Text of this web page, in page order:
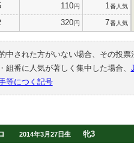
110円 1 番人気
320円 7番人気
中された方がいない場合、その投
組番に人気が著しく集中した場合、
等につく記号
2014年3月27日生 牝3